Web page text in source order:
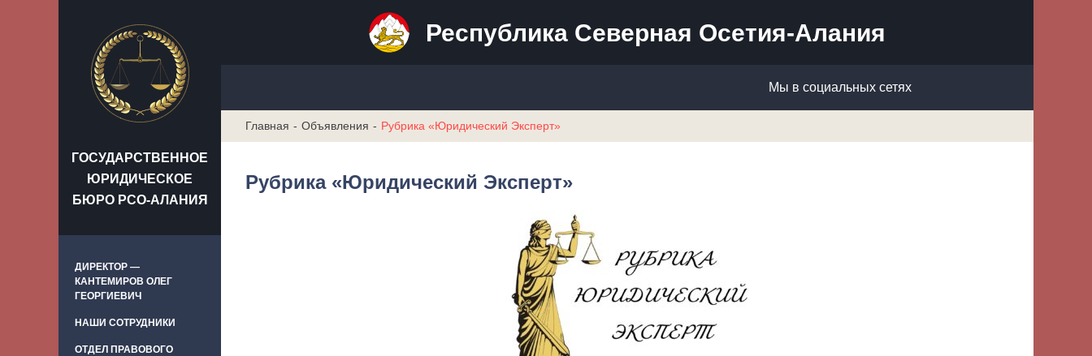
ГОСУДАРСТВЕННОЕ
ЮРИДИЧЕСКОЕ
БЮРО РСО-АЛАНИЯ
ДИРЕКТОР —
КАНТЕМИРОВ ОЛЕГ
ГЕОРГИЕВИЧ
НАШИ СОТРУДНИКИ
ОТДЕЛ ПРАВОВОГО
Республика Северная Осетия-Алания
Мы в социальных сетях
Главная Объявления Рубрика «Юридический Эксперт»
Рубрика «Юридический Эксперт»